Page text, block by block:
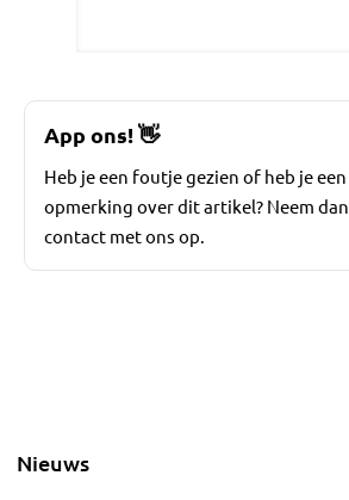
App ons!👋
Heb je een foutje gezien of heb je een
opmerking over dit artikel? Neem dan
contact met ons op.
Nieuws